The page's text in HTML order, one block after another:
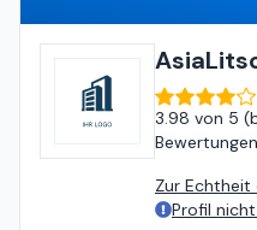
3.98 von 5 (
Bewertungen
Zur Echtheit
Profil